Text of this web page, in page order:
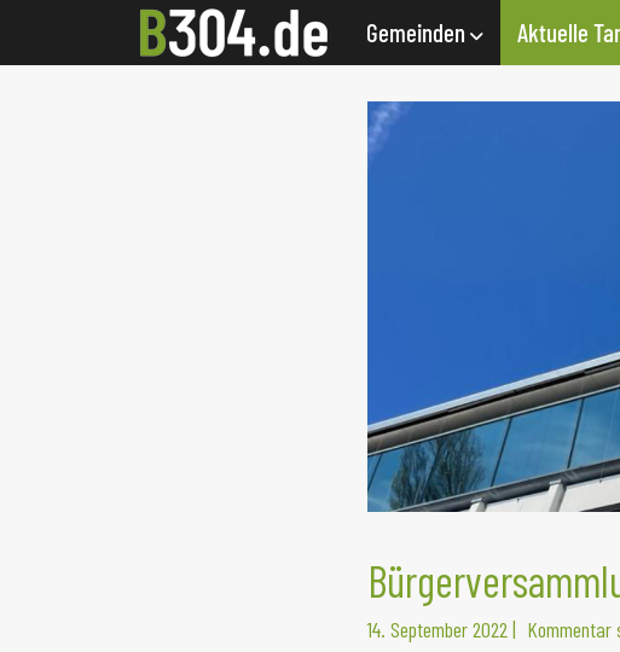
Gemeinden Aktuelle
14. September 2022 | Kommentar